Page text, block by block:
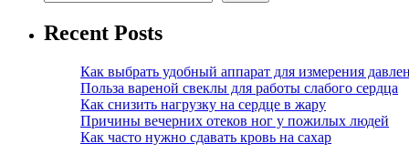
Recent Posts
Как выбрать удобный аппарат для измерения
Польза вареной свеклы для работы слабого сердца
Как снизить нагрузку на сердце в жару
Причины вечерних отеков ног у пожилых людей
Как часто нужно сдавать кровь на сахар